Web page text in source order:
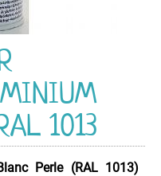
1013
Perle (RAL 1013)